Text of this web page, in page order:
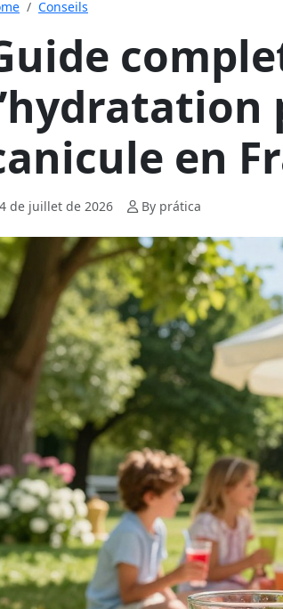
Conseils
en
4 de juillet de 2026 By prática